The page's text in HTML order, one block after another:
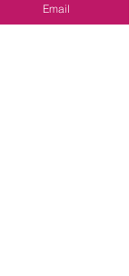
Email